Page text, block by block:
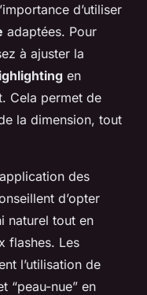
d’utiliser
adaptées. Pour
à ajuster la
en
Cela permet de
la dimension, tout
des
d’opter
naturel tout en
flashes. Les
l’utilisation de
“peau-nue” en